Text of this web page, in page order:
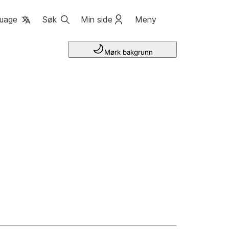
Søk Min side Meny
Mørk bakgrunn